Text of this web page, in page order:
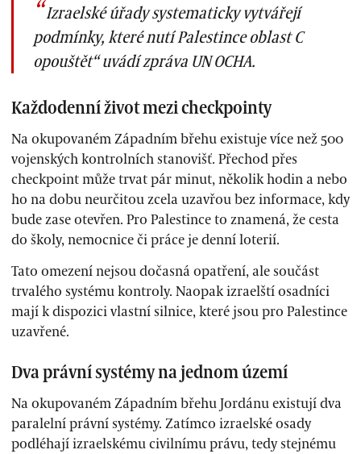
Izraelské úřady systematicky vytvářejí
podmínky, které nutí Palestince oblast C
opouštět“ uvádí zpráva UN OCHA.
Každodenní život mezi checkpointy
Na okupovaném Západním břehu existuje více než 500
vojenských kontrolních stanovišť. Přechod přes
checkpoint může trvat pár minut, několik hodin a nebo
ho na dobu neurčitou zcela uzavřou bez informace, kdy
bude zase otevřen. Pro Palestince to znamená, že cesta
do školy, nemocnice či práce je denní loterií.
Tato omezení nejsou dočasná opatření, ale součást
trvalého systému kontroly. Naopak izraelští osadníci
mají k dispozici vlastní silnice, které jsou pro Palestince
uzavřené.
Dva právní systémy na jednom území
Na okupovaném Západním břehu Jordánu existují dva
paralelní právní systémy. Zatímco izraelské osady
podléhají izraelskému civilnímu právu, tedy stejnému